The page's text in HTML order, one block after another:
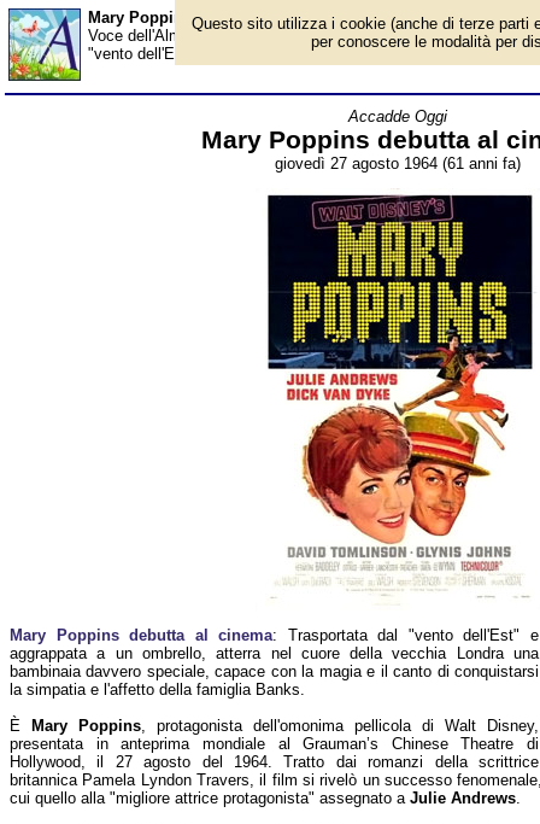
Mary Poppins debutta al cinema - Almanacco
Voce dell'Almanacco del 27 agosto, per la rubrica 'Accadde
"vento dell'Est" e aggrappata a un ombrello, atterra nel cuore
Accadde Oggi
Mary Poppins debutta al
giovedì 27 agosto 1964 (61 anni fa)
Mary Poppins debutta al cinema: Trasportata dal "vento dell'Est" e
aggrappata a un ombrello, atterra nel cuore della vecchia Londra una
bambinaia davvero speciale, capace con la magia e il canto di conquistarsi
la simpatia e l'affetto della famiglia Banks.
È
Mary Poppins, protagonista dell'omonima pellicola di Walt Disney,
presentata in anteprima mondiale al Grauman’s Chinese Theatre di
Hollywood, il 27 agosto del 1964. Tratto dai romanzi della scrittrice
britannica Pamela Lyndon Travers, il film si rivelò un successo
cui quello alla "migliore attrice protagonista" assegnato a Julie Andrews.
Questo sito utilizza i cookie (anche di terze parti
per conoscere le modalità per